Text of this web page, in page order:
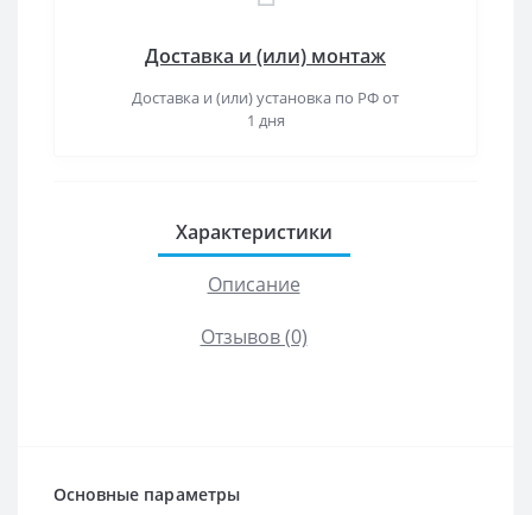
Доставка и (или) монтаж
Доставка и (или) установка по РФ от
1 дня
Характеристики
Описание
Отзывов (0)
Основные параметры